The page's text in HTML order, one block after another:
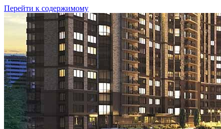
Перейти к содержимому